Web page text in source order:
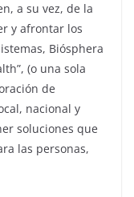
a su vez, de la
y afrontar los
Biósphera
(o una sola
de
nacional y
soluciones que
las personas,